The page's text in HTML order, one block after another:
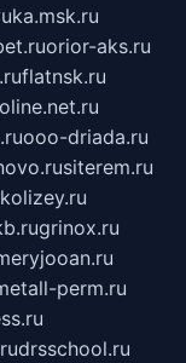
orior-aks.ru
flatnsk.ru
ooo-driada.ru
siterem.ru
grinox.ru
perm.ru
drsschool.ru